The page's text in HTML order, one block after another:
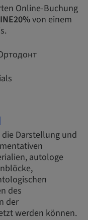
Online-Buchung
von einem
Darstellung und
autologe
des
der
werden können.